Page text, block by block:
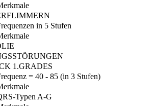
in 5 Stufen
1.GRADES
= 40 - 85 (in 3 Stufen)
Typen A-G